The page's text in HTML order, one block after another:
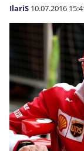
IlariS 10.07.2016